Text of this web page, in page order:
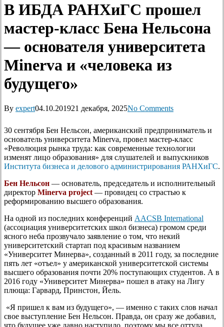
В ИБДА РАНХиГС прошел
мастер-класс Бена Нельсона
— основателя университета
Minerva и «человека из
будущего»
By expert04.10.201921 декабря, 2025No Comments
30 сентября Бен Нельсон, американский предприниматель и
основатель университета Minerva, провел мастер-класс
«Революция рынка труда: как современные технологии
изменят лицо образования» для слушателей и выпускников
Института бизнеса и делового администрирования РАНХиГС.
Бен Нельсон — основатель, председатель и исполнительный
директор Minerva project — провидец со страстью к
реформированию высшего образования.
На одной из последних конференций AACSB International
(ассоциация университетских школ бизнеса) громом среди
ясного неба прозвучало заявление о том, что некий
университетский стартап под красивым названием
«Университет Минерва», созданный в 2011 году, за последние
пять лет «отъел» у американской университетской системы
высшего образования почти 20% поступающих студентов. А в
2016 году «Университет Минерва» пошел в атаку на Лигу
плюща: Гарвард, Принстон, Йель.
«Я пришел к вам из будущего», — именно с таких слов начал
свое выступление Бен Нельсон. Правда, он сразу же добавил,
что будущее уже давно наступило, поэтому мы все оттуда.